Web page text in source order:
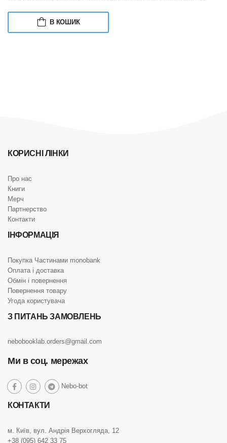
В КОШИК
КОРИСНІ ЛІНКИ
Про нас
Книги
Мерч
Партнерство
Контакти
ІНФОРМАЦІЯ
Покупка Частинами monobank
Оплата і доставка
Обмін і повернення
Повернення товару
Угода користувача
З ПИТАНЬ ЗАМОВЛЕНЬ
nebobooklab.orders@gmail.com
Ми в соц. мережах
social social socialNebo-botsocial
КОНТАКТИ
м. Київ, вул. Андрія Верхогляда, 12
+38 (095) 642 33 75